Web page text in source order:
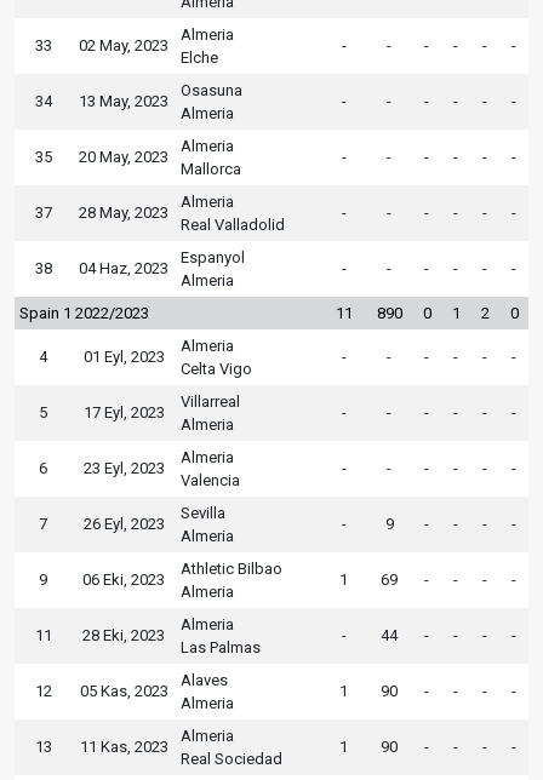
33 02 May, 2023
Almeria
Elche
- - - - - -
34 13 May, 2023
Osasuna
Almeria
- - - - - -
35 20 May, 2023
Almeria
Mallorca
- - - - - -
37 28 May, 2023
Almeria
Real Valladolid
- - - - - -
38 04 Haz, 2023
Espanyol
Almeria
- - - - - -
Spain 1 2022/2023 11 890 0 1 2 0
4 01 Eyl, 2023
Almeria
Celta Vigo
- - - - - -
5 17 Eyl, 2023
Villarreal
Almeria
- - - - - -
6 23 Eyl, 2023
Almeria
Valencia
- - - - - -
7 26 Eyl, 2023
Sevilla
Almeria
- 9 - - - -
9 06 Eki, 2023
Athletic Bilbao
Almeria
1 69 - - - -
11 28 Eki, 2023
Almeria
Las Palmas
- 44 - - - -
12 05 Kas, 2023
Alaves
Almeria
1 90 - - - -
13 11 Kas, 2023
Almeria
Real Sociedad
1 90 - - - -